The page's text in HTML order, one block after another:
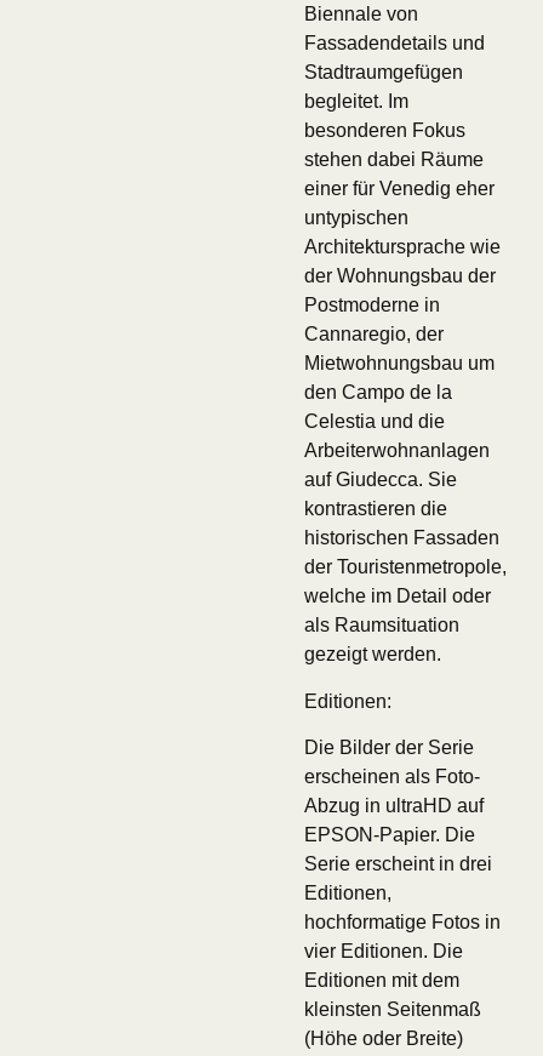
Biennale von
Fassadendetails und
Stadtraumgefügen
begleitet. Im
besonderen Fokus
stehen dabei Räume
einer für Venedig eher
untypischen
Architektursprache wie
der Wohnungsbau der
Postmoderne in
Cannaregio, der
Mietwohnungsbau um
den Campo de la
Celestia und die
Arbeiterwohnanlagen
auf Giudecca. Sie
kontrastieren die
historischen Fassaden
der Touristenmetropole,
welche im Detail oder
als Raumsituation
gezeigt werden.
Editionen:
Die Bilder der Serie
erscheinen als Foto-
Abzug in ultraHD auf
EPSON-Papier. Die
Serie erscheint in drei
Editionen,
hochformatige Fotos in
vier Editionen. Die
Editionen mit dem
kleinsten Seitenmaß
(Höhe oder Breite)